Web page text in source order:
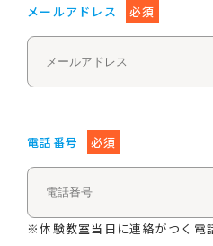
メールアドレス 必須
電話番号 必須
※体験教室当日に連絡がつく電